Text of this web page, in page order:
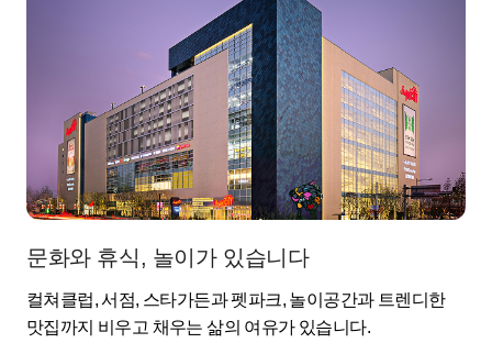
문화와 휴식, 놀이가 있습니다
컬쳐클럽, 서점, 스타가든과 펫파크, 놀이공간과 트렌디한
맛집까지 비우고 채우는 삶의 여유가 있습니다.